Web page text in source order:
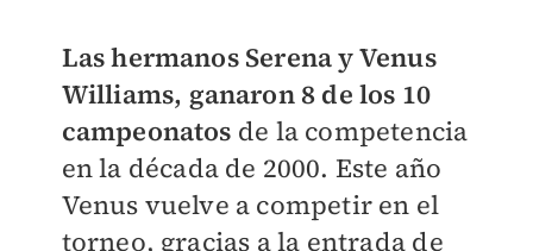
Las hermanos Serena y Venus
Williams, ganaron 8 de los 10
campeonatos de la competencia
en la década de 2000. Este año
Venus vuelve a competir en el
torneo, gracias a la entrada de